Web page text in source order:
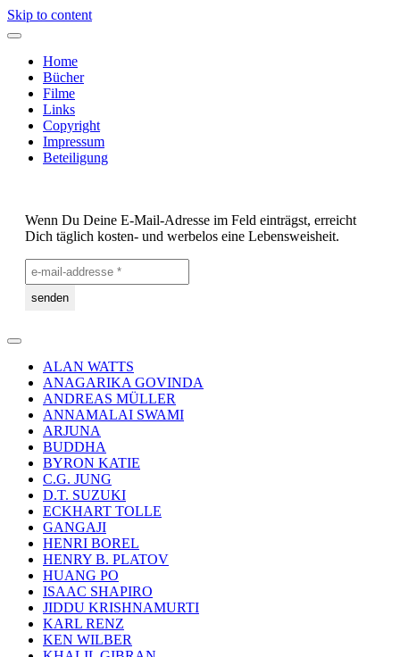
Skip to content
Home
Bücher
Filme
Links
Copyright
Impressum
Beteiligung
Wenn Du Deine E-Mail-Adresse im Feld einträgst, erreicht
Dich täglich kosten- und werbelos eine Lebensweisheit.
ALAN WATTS
ANAGARIKA GOVINDA
ANDREAS MÜLLER
ANNAMALAI SWAMI
ARJUNA
BUDDHA
BYRON KATIE
C.G. JUNG
D.T. SUZUKI
ECKHART TOLLE
GANGAJI
HENRI BOREL
HENRY B. PLATOV
HUANG PO
ISAAC SHAPIRO
JIDDU KRISHNAMURTI
KARL RENZ
KEN WILBER